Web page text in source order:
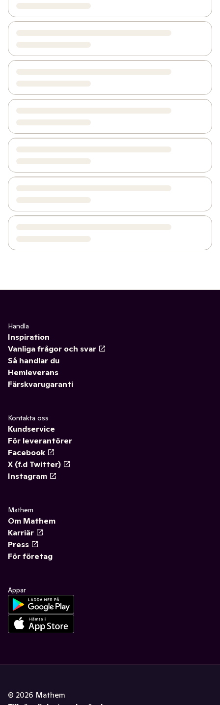
Handla
Inspiration
Vanliga frågor och svar
Så handlar du
Hemleverans
Färskvarugaranti
Kontakta oss
Kundservice
För leverantörer
Facebook
X (f.d Twitter)
Instagram
Mathem
Om Mathem
Karriär
Press
För företag
Appar
© 2026 Mathem